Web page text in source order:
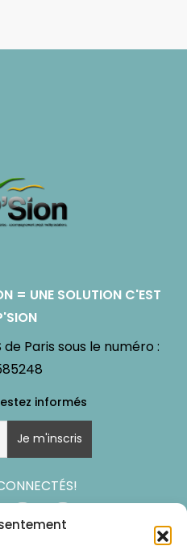
= UNE SOLUTION C'EST
Paris sous le numéro :